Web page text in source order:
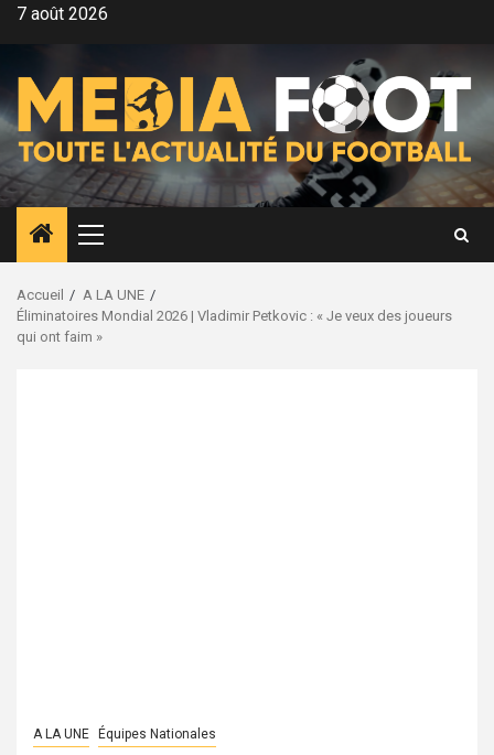
Aller7 août 2026
Menu
principal
Accueil
A LA UNE
Éliminatoires Mondial 2026 | Vladimir Petkovic : « Je veux des joueurs
qui ont faim »
A LA UNE Équipes Nationales